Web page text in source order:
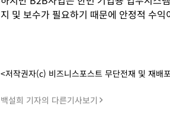
지 및 보수가 필요하기 때문에 안정적 수
<저작권자(c) 비즈니스포스트 무단전재 및 재배
백설희 기자의 다른기사보기